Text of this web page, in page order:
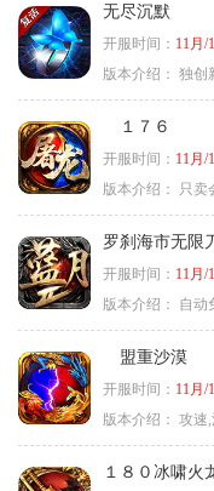
无尽沉默
开服时间： 11月/
版本介绍： 独创
１７６
开服时间： 11月/
版本介绍：
只卖
罗刹海市无限
开服时间： 11月/
版本介绍：
自动
盟重沙漠
开服时间： 11月/
版本介绍： 攻速
１８０冰啸火